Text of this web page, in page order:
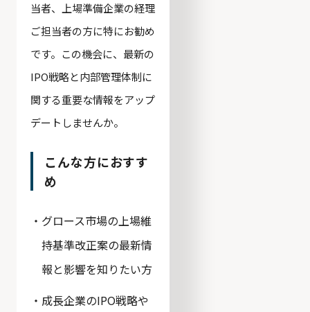
当者、上場準備企業の経理
ご担当者の方に特にお勧め
です。この機会に、最新の
IPO戦略と内部管理体制に
関する重要な情報をアップ
デートしませんか。
こんな方におすす
め
グロース市場の上場維
持基準改正案の最新情
報と影響を知りたい方
成長企業のIPO戦略や